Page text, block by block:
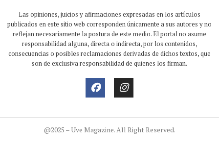
Las opiniones, juicios y afirmaciones expresadas en los artículos
publicados en este sitio web corresponden únicamente a sus autores y no
reflejan necesariamente la postura de este medio. El portal no asume
responsabilidad alguna, directa o indirecta, por los contenidos,
consecuencias o posibles reclamaciones derivadas de dichos textos, que
son de exclusiva responsabilidad de quienes los firman.
@2025 – Uve Magazine. All Right Reserved.